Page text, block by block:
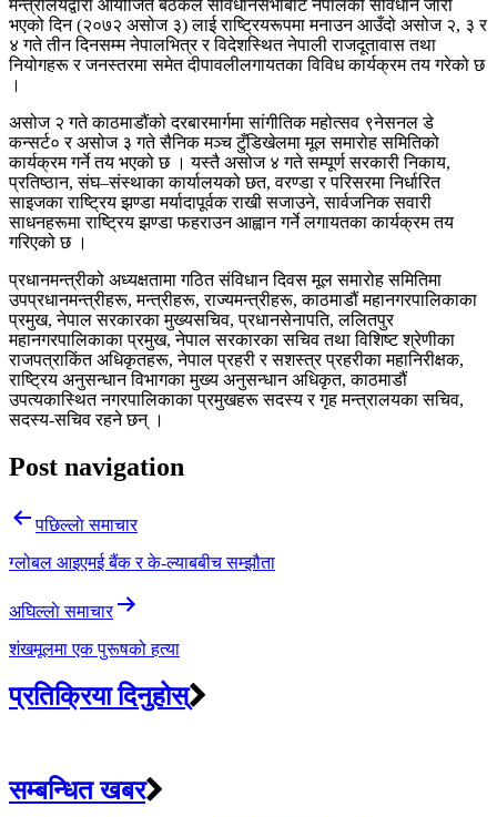
मन्त्रालयद्वारा आयोजित बैठकले संविधानसभाबाट नेपालको संविधान जारी
भएको दिन (२०७२ असोज ३) लाई राष्ट्रियरूपमा मनाउन आउँदो असोज २, ३ र
४ गते तीन दिनसम्म नेपालभित्र र विदेशस्थित नेपाली राजदूतावास तथा
नियोगहरू र जनस्तरमा समेत दीपावलीलगायतका विविध कार्यक्रम तय गरेको छ
।
असोज २ गते काठमाडौंको दरबारमार्गमा सांगीतिक महोत्सव ९नेसनल डे
कन्सर्ट० र असोज ३ गते सैनिक मञ्च टुँडिखेलमा मूल समारोह समितिको
कार्यक्रम गर्ने तय भएको छ । यस्तै असोज ४ गते सम्पूर्ण सरकारी निकाय,
प्रतिष्ठान, संघ–संस्थाका कार्यालयको छत, वरण्डा र परिसरमा निर्धारित
साइजका राष्ट्रिय झण्डा मर्यादापूर्वक राखी सजाउने, सार्वजनिक सवारी
साधनहरूमा राष्ट्रिय झण्डा फहराउन आह्वान गर्ने लगायतका कार्यक्रम तय
गरिएको छ ।
प्रधानमन्त्रीको अध्यक्षतामा गठित संविधान दिवस मूल समारोह समितिमा
उपप्रधानमन्त्रीहरू, मन्त्रीहरू, राज्यमन्त्रीहरू, काठमाडौं महानगरपालिकाका
प्रमुख, नेपाल सरकारका मुख्यसचिव, प्रधानसेनापति, ललितपुर
महानगरपालिकाका प्रमुख, नेपाल सरकारका सचिव तथा विशिष्ट श्रेणीका
राजपत्राकिंत अधिकृतहरू, नेपाल प्रहरी र सशस्त्र प्रहरीका महानिरीक्षक,
राष्ट्रिय अनुसन्धान विभागका मुख्य अनुसन्धान अधिकृत, काठमाडौं
उपत्यकास्थित नगरपालिकाका प्रमुखहरू सदस्य र गृह मन्त्रालयका सचिव,
सदस्य-सचिव रहने छन् ।
Post navigation
पछिल्लाे समाचार
ग्लोबल आइएमई बैंक र के-ल्याबबीच सम्झौता
अघिल्लाे समाचार
शंखमूलमा एक पुरूषको हत्या
प्रतिक्रिया दिनुहोस्
सम्बन्धित खबर